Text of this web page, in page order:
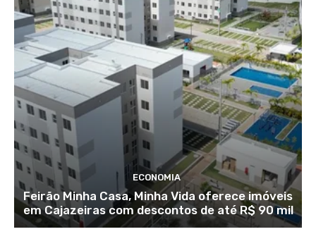
ECONOMIA
Feirão Minha Casa, Minha Vida oferece imóveis
em Cajazeiras com descontos de até R$ 90 mil